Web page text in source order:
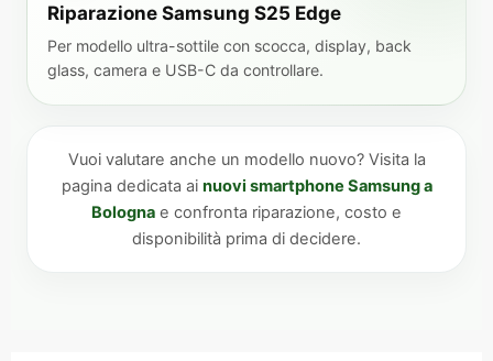
Riparazione Samsung S25 Edge
Per modello ultra-sottile con scocca, display, back
glass, camera e USB-C da controllare.
Vuoi valutare anche un modello nuovo? Visita la
pagina dedicata ai nuovi smartphone Samsung a
Bologna e confronta riparazione, costo e
disponibilità prima di decidere.